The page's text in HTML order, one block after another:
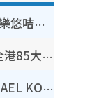
長者優惠｜OK便利店推樂悠咭優惠！買麵包/牛奶/保健品拍卡即減
【8月生日優惠2026】全港85大食買玩著數攻略 自助餐/火鍋放題同行免費＋誠品/DONKI送現金券
開倉優惠｜銅鑼灣MICHAEL KORS開倉低至17折！直擊$500起買手袋/銀包/鞋款 必買經典Jet Set系列